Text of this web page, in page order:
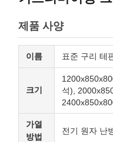
제품 사양
이름 표준 구리 테
크기
석),
가열
방법
전기 원자 난